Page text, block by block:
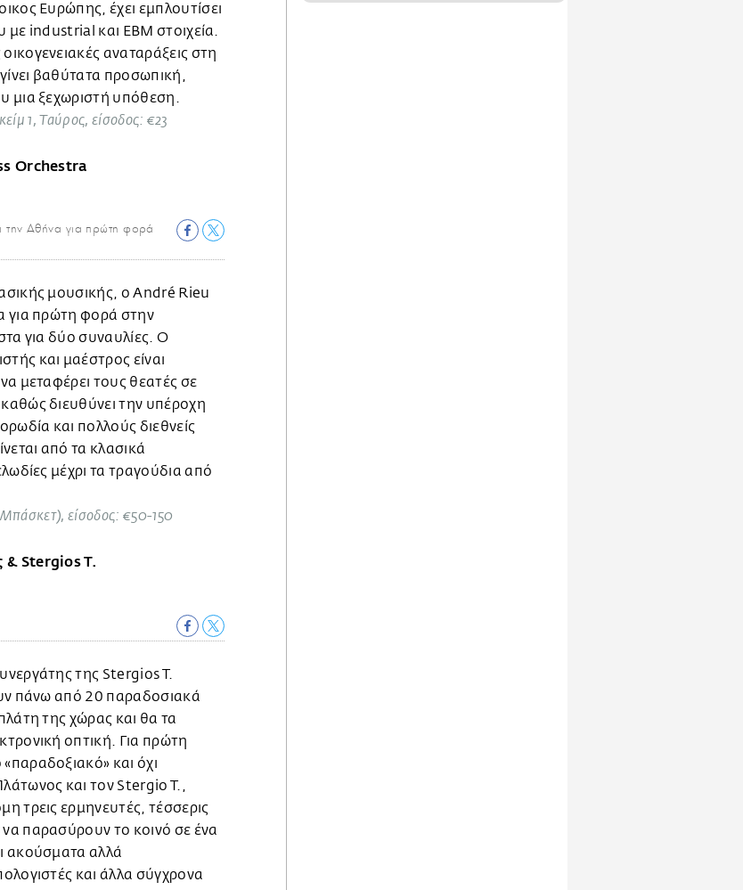
Ευρώπης, έχει εμπλουτίσει
industrial και EBM στοιχεία.
αναταράξεις στη
βαθύτατα προσωπική,
μια ξεχωριστή υπόθεση.
1, Ταύρος, είσοδος: €23
Orchestra
την Αθήνα για πρώτη φορά
μουσικής, ο André Rieu
για πρώτη φορά στην
για δύο συναυλίες. Ο
και μαέστρος είναι
μεταφέρει τους θεατές σε
διευθύνει την υπέροχη
και πολλούς διεθνείς
από τα κλασικά
μέχρι τα τραγούδια από
είσοδος: €50-150
& Stergios T.
της Stergios T.
πάνω από 20 παραδοσιακά
της χώρας και θα τα
οπτική. Για πρώτη
και όχι
και τον Stergio T.,
τρεις ερμηνευτές, τέσσερις
παρασύρουν το κοινό σε ένα
ακούσματα αλλά
και άλλα σύγχρονα